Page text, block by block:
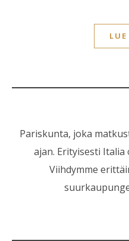
Pariskunta, joka
ajan. Erityisesti Italia
Viihdymme